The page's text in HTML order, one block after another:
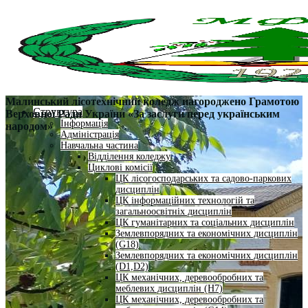
Структура
Інформація
Адміністрація
Навчальна частина
Відділення коледжу
Циклові комісії
ЦК лісогосподарських та садово-паркових
дисциплін
ЦК інформаційних технологій та
загальноосвітніх дисциплін
ЦК гуманітарних та соціальних дисциплін
Землевпорядних та економічних дисциплін
(G18)
Землевпорядних та економічних дисциплін
(D1,D2)
ЦК механічних, деревообробних та
меблевих дисциплін (H7)
ЦК механічних, деревообробних та
Малинський лісотехнічний коледж нагороджено Грамотою
Верховної Ради України «За заслуги перед українським
народом»